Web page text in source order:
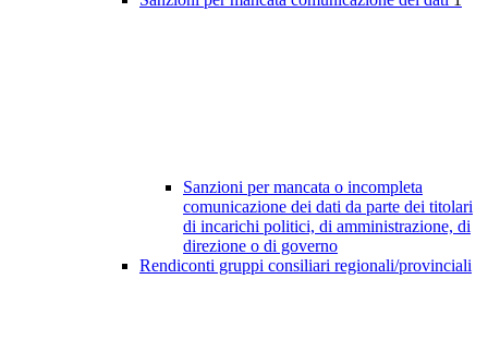
Sanzioni per mancata o incompleta
comunicazione dei dati da parte dei titolari
di incarichi politici, di amministrazione, di
direzione o di governo
Rendiconti gruppi consiliari regionali/provinciali